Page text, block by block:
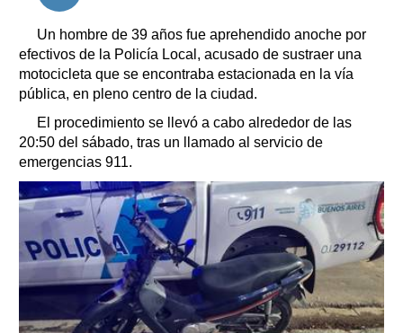
Un hombre de 39 años fue aprehendido anoche por
efectivos de la Policía Local, acusado de sustraer una
motocicleta que se encontraba estacionada en la vía
pública, en pleno centro de la ciudad.
El procedimiento se llevó a cabo alrededor de las
20:50 del sábado, tras un llamado al servicio de
emergencias 911.